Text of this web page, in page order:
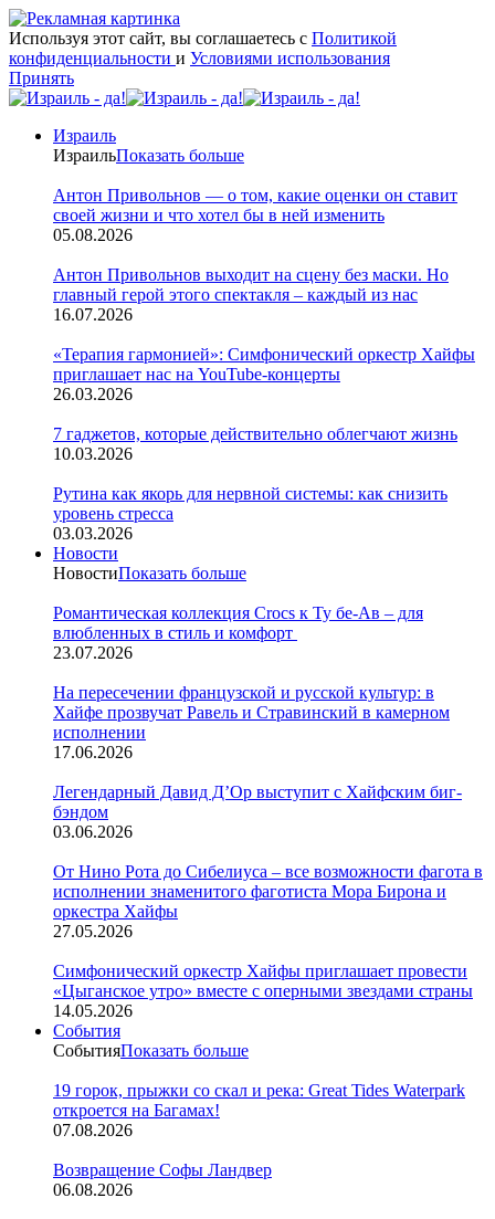
Используя этот сайт, вы соглашаетесь с Политикой
конфиденциальности и Условиями использования
Принять
Израиль
ИзраильПоказать больше
Антон Привольнов — о том, какие оценки он ставит
своей жизни и что хотел бы в ней изменить
05.08.2026
Антон Привольнов выходит на сцену без маски. Но
главный герой этого спектакля – каждый из нас
16.07.2026
«Терапия гармонией»: Симфонический оркестр Хайфы
приглашает нас на YouTube-концерты
26.03.2026
7 гаджетов, которые действительно облегчают жизнь
10.03.2026
Рутина как якорь для нервной системы: как снизить
уровень стресса
03.03.2026
Новости
НовостиПоказать больше
Романтическая коллекция Crocs к Ту бе-Ав – для
влюбленных в стиль и комфорт
23.07.2026
На пересечении французской и русской культур: в
Хайфе прозвучат Равель и Стравинский в камерном
исполнении
17.06.2026
Легендарный Давид Д’Ор выступит с Хайфским биг-
бэндом
03.06.2026
От Нино Рота до Сибелиуса – все возможности фагота в
исполнении знаменитого фаготиста Мора Бирона и
оркестра Хайфы
27.05.2026
Симфонический оркестр Хайфы приглашает провести
«Цыганское утро» вместе с оперными звездами страны
14.05.2026
События
СобытияПоказать больше
19 горок, прыжки со скал и река: Great Tides Waterpark
откроется на Багамах!
07.08.2026
Возвращение Софы Ландвер
06.08.2026